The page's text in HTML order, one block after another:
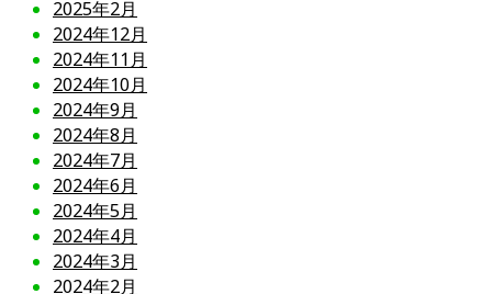
2025年2月
2024年12月
2024年11月
2024年10月
2024年9月
2024年8月
2024年7月
2024年6月
2024年5月
2024年4月
2024年3月
2024年2月